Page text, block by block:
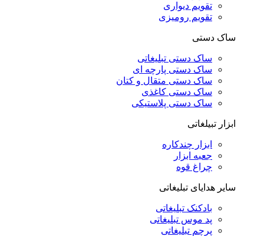
تقویم دیواری
تقویم رومیزی
ساک دستی
ساک دستی تبلیغاتی
ساک دستی پارچه ای
ساک دستی متقال و کتان
ساک دستی کاغذی
ساک دستی پلاستیکی
ابزار تبیلغاتی
ابزار چندکاره
جعبه ابزار
چراغ قوه
سایر هدایای تبلیغاتی
بادکنک تبلیغاتی
پد موس تبلیغاتی
پرچم تبلیغاتی